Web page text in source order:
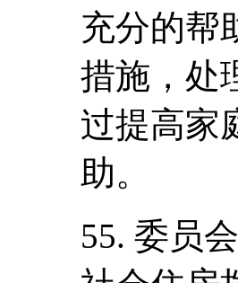
充分的帮
措施，处
过提高家
助。
55. 委员